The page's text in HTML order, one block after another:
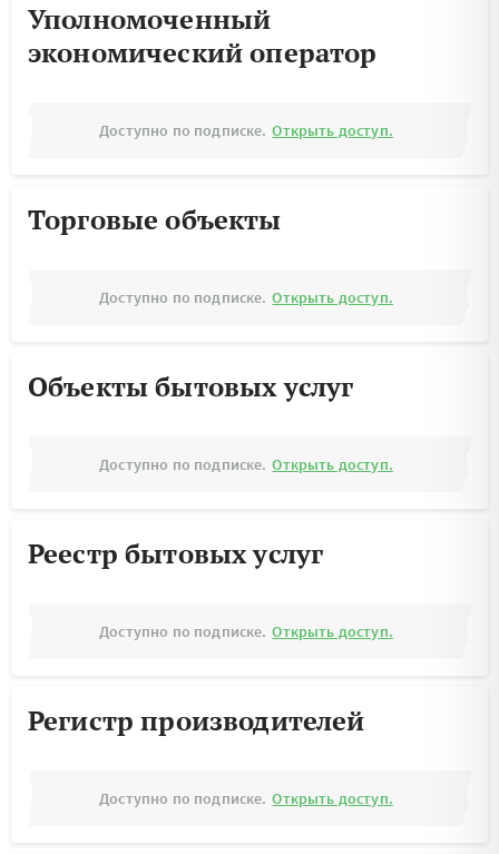
Уполномоченный
экономический оператор
Доступно по подписке. Открыть доступ.
Торговые объекты
Доступно по подписке. Открыть доступ.
Объекты бытовых услуг
Доступно по подписке. Открыть доступ.
Реестр бытовых услуг
Доступно по подписке. Открыть доступ.
Регистр производителей
Доступно по подписке. Открыть доступ.